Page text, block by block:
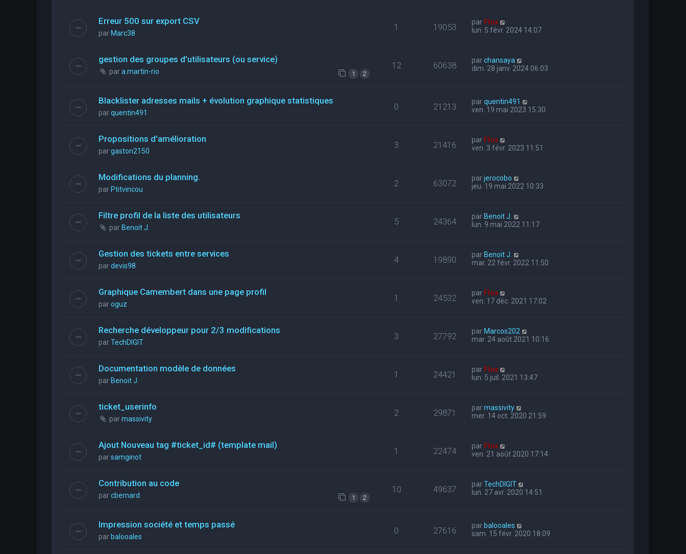
Erreur 500 sur export CSV
par Marc38
1 19053 par Flox
lun. 5 févr. 2024 14:07
gestion des groupes d'utilisateurs (ou service)
para.martin-rio 1 2
12 60638 parchansaya
dim. 28 janv. 2024 06:03
Blacklister adresses mails + évolution graphique statistiques
parquentin491
0 21213 parquentin491
ven. 19 mai 2023 15:30
Propositions d'amélioration
pargaston2150
3 21416 par Flox
ven. 3 févr. 2023 11:51
Modifications du planning.
par Ptitvincou
2 63072 parjerocobo
jeu. 19 mai 2022 10:33
Filtre profil de la liste des utilisateurs
par Benoit J.
5 24364 par Benoit J.
lun. 9 mai 2022 11:17
Gestion des tickets entre services
pardevis98
4 19890 par Benoit J.
mar. 22 févr. 2022 11:50
Graphique Camembert dans une page profil
paroguz
1 24532 par Flox
ven. 17 déc. 2021 17:02
Recherche développeur pour 2/3 modifications
parTechDIGIT
3 27792 par Marcos202
mar. 24 août 2021 10:16
Documentation modèle de données
par Benoit J.
1 24421 par Flox
lun. 5 juil. 2021 13:47
ticket_userinfo
parmassivity
2 29871 parmassivity
mer. 14 oct. 2020 21:59
Ajout Nouveau tag #ticket_id# (template mail)
parsamginot
1 22474 par Flox
ven. 21 août 2020 17:14
Contribution au code
parcbernard 1 2
10 49637 parTechDIGIT
lun. 27 avr. 2020 14:51
Impression société et temps passé
par balooales
0 27616 par balooales
sam. 15 févr. 2020 18:09